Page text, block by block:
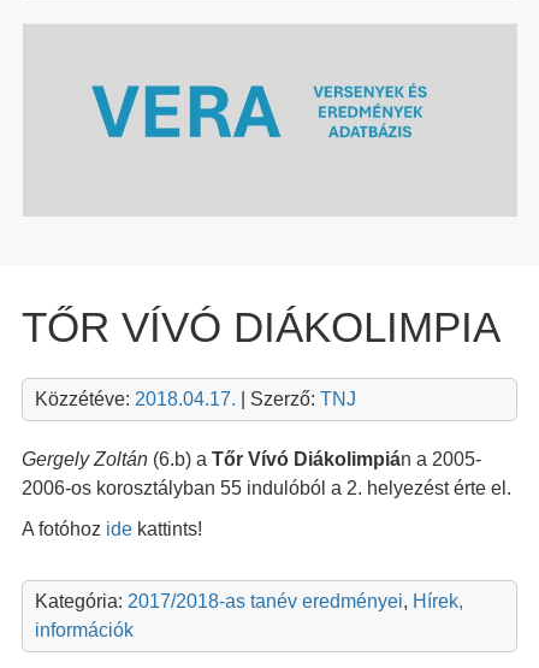
TŐR VÍVÓ DIÁKOLIMPIA
Közzétéve: 2018.04.17. | Szerző: TNJ
Gergely Zoltán(6.b) a Tőr Vívó Diákolimpián a 2005-
2006-os korosztályban 55 indulóból a 2. helyezést érte el.
A fotóhoz idekattints!
Kategória: 2017/2018-as tanév eredményei, Hírek,
információk